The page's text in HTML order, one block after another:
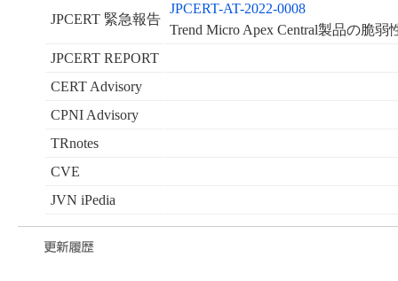
JPCERT 緊急報告
JPCERT-AT-2022-0008
Trend Micro Apex Central製品の脆
JPCERT REPORT
CERT Advisory
CPNI Advisory
TRnotes
CVE
JVN iPedia